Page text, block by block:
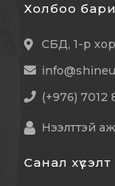
Холбоо
СБД, 1-р
(+976) 7012
Нээлттэй
Санал